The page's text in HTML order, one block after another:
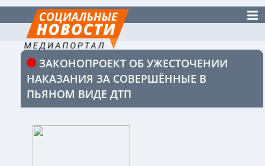
ЗАКОНОПРОЕКТ ОБ УЖЕСТОЧЕНИИ
НАКАЗАНИЯ ЗА СОВЕРШЁННЫЕ В
ПЬЯНОМ ВИДЕ ДТП